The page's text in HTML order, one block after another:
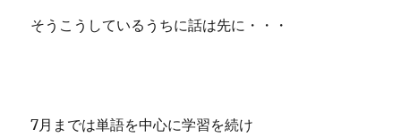
そうこうしているうちに話は先に・・・
7月までは単語を中心に学習を続け